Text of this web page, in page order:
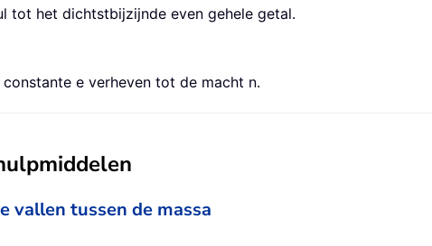
tot het dichtstbijzijnde even gehele getal.
e verheven tot de macht n.
vallen tussen de massa